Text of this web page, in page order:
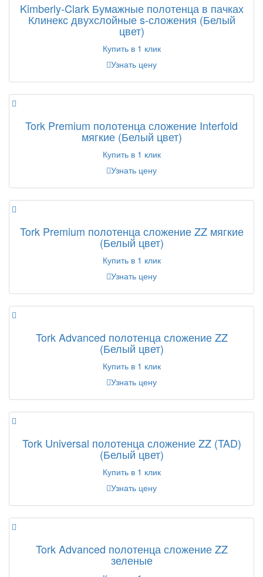
Kimberly-Clark Бумажные полотенца в пачках
Клинекс двухслойные s-сложения (Белый
цвет)
Купить в 1 клик
Узнать цену
Tork Premium полотенца сложение Interfold
мягкие (Белый цвет)
Купить в 1 клик
Узнать цену
Tork Premium полотенца сложение ZZ мягкие
(Белый цвет)
Купить в 1 клик
Узнать цену
Tork Advanced полотенца сложение ZZ
(Белый цвет)
Купить в 1 клик
Узнать цену
Tork Universal полотенца сложение ZZ (TAD)
(Белый цвет)
Купить в 1 клик
Узнать цену
Tork Advanced полотенца сложение ZZ
зеленые